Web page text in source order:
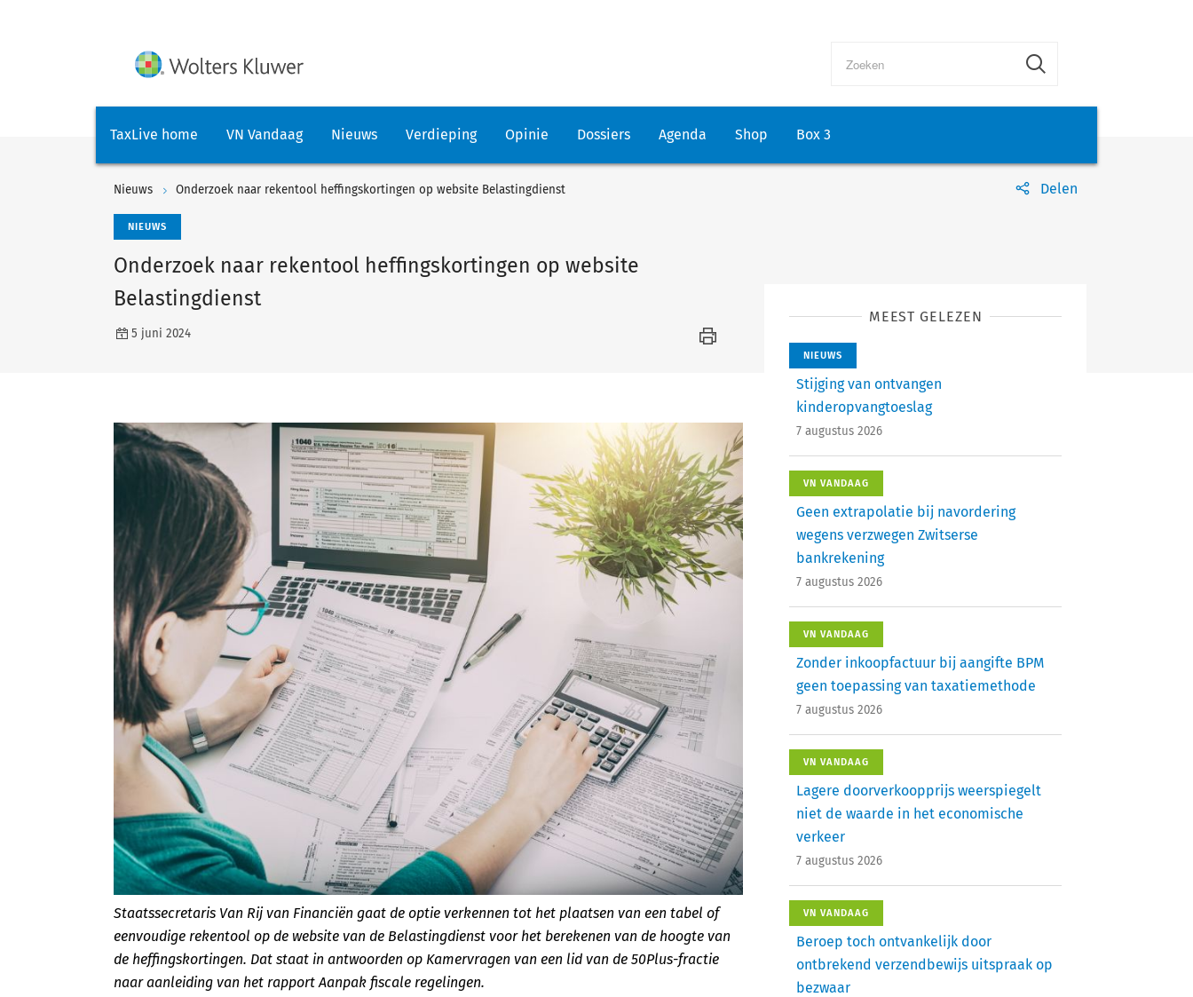
TaxLive home VN Vandaag Nieuws Verdieping Opinie Dossiers Agenda Shop Box 3
Nieuws Onderzoek naar rekentool heffingskortingen op website Belastingdienst Delen
NIEUWS
Onderzoek naar rekentool heffingskortingen op website
Belastingdienst
5 juni 2024
Staatssecretaris Van Rij van Financiën gaat de optie verkennen tot het plaatsen van een tabel of
eenvoudige rekentool op de website van de Belastingdienst voor het berekenen van de hoogte van
de heffingskortingen. Dat staat in antwoorden op Kamervragen van een lid van de 50Plus-fractie
naar aanleiding van het rapport Aanpak fiscale regelingen.
MEEST GELEZEN
NIEUWS
Stijging van ontvangen
kinderopvangtoeslag
7 augustus 2026
VN VANDAAG
Geen extrapolatie bij navordering
wegens verzwegen Zwitserse
bankrekening
7 augustus 2026
VN VANDAAG
Zonder inkoopfactuur bij aangifte BPM
geen toepassing van taxatiemethode
7 augustus 2026
VN VANDAAG
Lagere doorverkoopprijs weerspiegelt
niet de waarde in het economische
verkeer
7 augustus 2026
VN VANDAAG
Beroep toch ontvankelijk door
ontbrekend verzendbewijs uitspraak op
bezwaar